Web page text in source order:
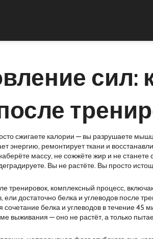
сил:
сжигаете калории — вы разрушаете
энергию, ремонтирует ткани и
массу, не сожжёте жир и не станете
Вы не растёте. Вы просто
тренировок, комплексный процесс,
ели достаточно белка и углеводов после
сочетание белка и углеводов в течение 45
выживания — оно не растёт, а только